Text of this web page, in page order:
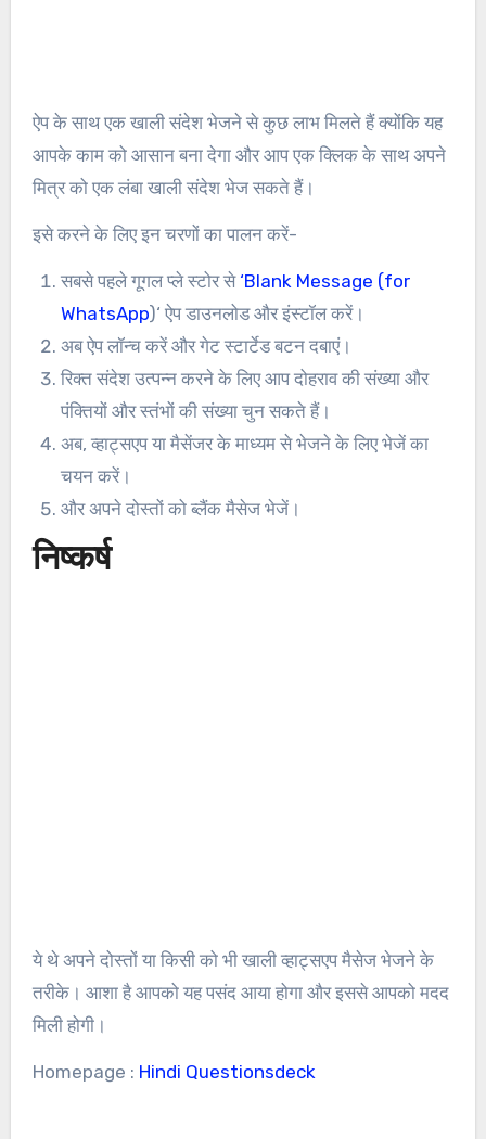
ऐप के साथ एक खाली संदेश भेजने से कुछ लाभ मिलते हैं क्योंकि यह
आपके काम को आसान बना देगा और आप एक क्लिक के साथ अपने
मित्र को एक लंबा खाली संदेश भेज सकते हैं।
इसे करने के लिए इन चरणों का पालन करें-
सबसे पहले गूगल प्ले स्टोर से ‘Blank Message (for
WhatsApp)‘ ऐप डाउनलोड और इंस्टॉल करें।
अब ऐप लॉन्च करें और गेट स्टार्टेड बटन दबाएं।
रिक्त संदेश उत्पन्न करने के लिए आप दोहराव की संख्या और
पंक्तियों और स्तंभों की संख्या चुन सकते हैं।
अब, व्हाट्सएप या मैसेंजर के माध्यम से भेजने के लिए भेजें का
चयन करें।
और अपने दोस्तों को ब्लैंक मैसेज भेजें।
निष्कर्ष
ये थे अपने दोस्तों या किसी को भी खाली व्हाट्सएप मैसेज भेजने के
तरीके। आशा है आपको यह पसंद आया होगा और इससे आपको मदद
मिली होगी।
Homepage : Hindi Questionsdeck